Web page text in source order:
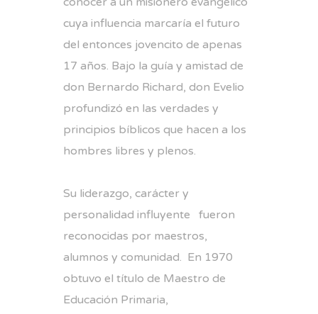
cuya influencia marcaría el futuro
del entonces jovencito de apenas
17 años. Bajo la guía y amistad de
don Bernardo Richard, don Evelio
profundizó en las verdades y
principios bíblicos que hacen a los
hombres libres y plenos.
Su liderazgo, carácter y
personalidad influyente fueron
reconocidas por maestros,
alumnos y comunidad. En 1970
obtuvo el título de Maestro de
Educación Primaria,